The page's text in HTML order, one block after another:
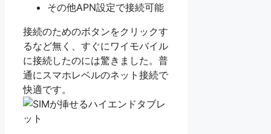
その他APN設定で接続可能
接続のためのボタンをクリックす
るなど無く、すぐにワイモバイル
に接続したのには驚きました。普
通にスマホレベルのネット接続で
快適です。